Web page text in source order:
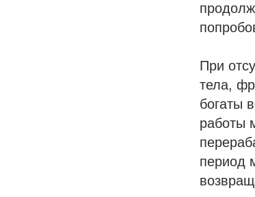
При
тела,
богаты
работы
период